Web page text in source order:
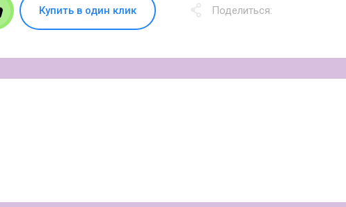
Купить в один клик Поделиться: